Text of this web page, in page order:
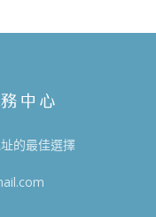
的最佳選擇